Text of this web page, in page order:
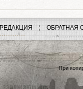
РЕДАКЦИЯ ОБРАТНАЯ
При